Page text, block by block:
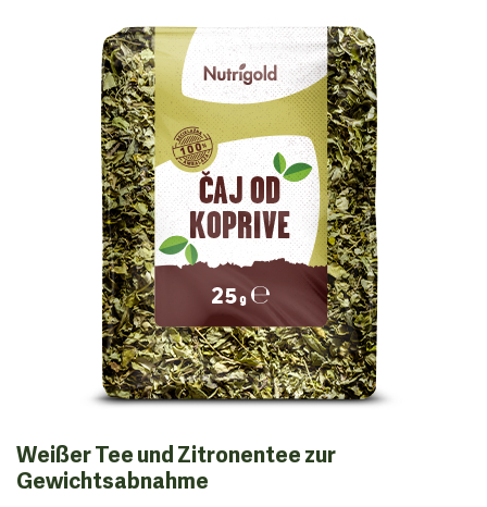
Weißer Tee und Zitronentee zur
Gewichtsabnahme